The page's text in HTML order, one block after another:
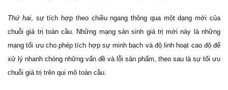
Thứ hai, sự tích hợp theo chiều ngang thông qua một dạng mới của
chuỗi giá trị toàn cầu. Những mạng sản sinh giá trị mới này là những
mạng tối ưu cho phép tích hợp sự minh bạch và độ linh hoạt cao độ để
xử lý nhanh chóng những vấn đề và lỗi sản phẩm, theo sau là sự tối ưu
chuỗi giá trị trên qui mô toàn cầu.